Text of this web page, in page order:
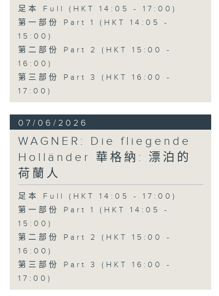
足本 Full (HKT 14:05 - 17:00)
第一部份 Part 1 (HKT 14:05 -
15:00)
第二部份 Part 2 (HKT 15:00 -
16:00)
第三部份 Part 3 (HKT 16:00 -
17:00)
07/06/2026
WAGNER: Die fliegende
Holländer 華格納: 漂泊的
荷蘭人
足本 Full (HKT 14:05 - 17:00)
第一部份 Part 1 (HKT 14:05 -
15:00)
第二部份 Part 2 (HKT 15:00 -
16:00)
第三部份 Part 3 (HKT 16:00 -
17:00)